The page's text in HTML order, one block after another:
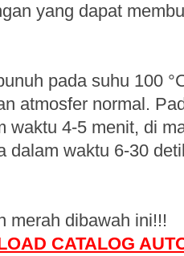
yang dapat
pada suhu 100
atmosfer normal.
waktu 4-5 menit, di
dalam waktu 6-30
merah dibawah ini!!!
CATALOG